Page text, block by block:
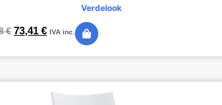
Verdelook
€ 73,41 € IVA inc.